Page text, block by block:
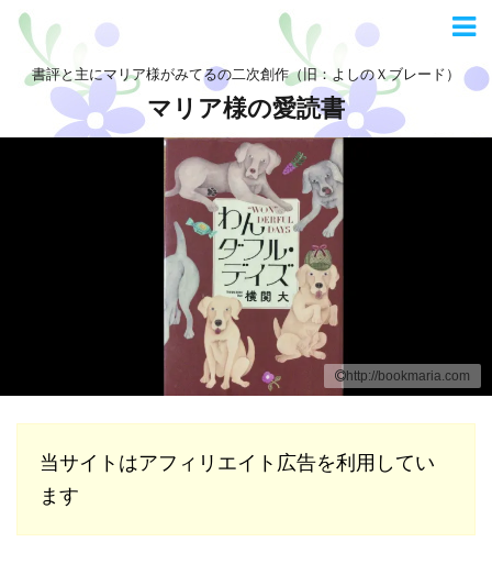
書評と主にマリア様がみてるの二次創作（旧：よしのＸブレード）
マリア様の愛読書
http://bookmaria.com
当サイトはアフィリエイト広告を利用してい
ます